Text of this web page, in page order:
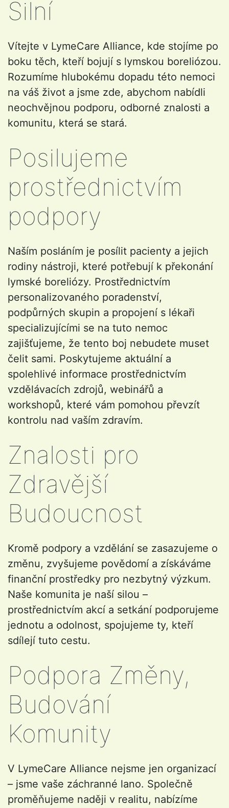
Silní
Vítejte v LymeCare Alliance, kde stojíme po
boku těch, kteří bojují s lymskou boreliózou.
Rozumíme hlubokému dopadu této nemoci
na váš život a jsme zde, abychom nabídli
neochvějnou podporu, odborné znalosti a
komunitu, která se stará.
Posilujeme
prostřednictvím
podpory
Naším posláním je posílit pacienty a jejich
rodiny nástroji, které potřebují k překonání
lymské boreliózy. Prostřednictvím
personalizovaného poradenství,
podpůrných skupin a propojení s lékaři
specializujícími se na tuto nemoc
zajišťujeme, že tento boj nebudete muset
čelit sami. Poskytujeme aktuální a
spolehlivé informace prostřednictvím
vzdělávacích zdrojů, webinářů a
workshopů, které vám pomohou převzít
kontrolu nad vaším zdravím.
Znalosti pro
Zdravější
Budoucnost
Kromě podpory a vzdělání se zasazujeme o
změnu, zvyšujeme povědomí a získáváme
finanční prostředky pro nezbytný výzkum.
Naše komunita je naší silou –
prostřednictvím akcí a setkání podporujeme
jednotu a odolnost, spojujeme ty, kteří
sdílejí tuto cestu.
Podpora Změny,
Budování
Komunity
V LymeCare Alliance nejsme jen organizací
– jsme vaše záchranné lano. Společně
proměňujeme naději v realitu, nabízíme